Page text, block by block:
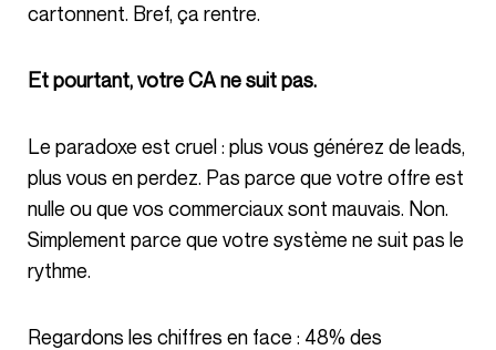
cartonnent. Bref, ça rentre.
Et pourtant, votre CA ne suit pas.
Le paradoxe est cruel : plus vous générez de leads,
plus vous en perdez. Pas parce que votre offre est
nulle ou que vos commerciaux sont mauvais. Non.
Simplement parce que votre système ne suit pas le
rythme.
Regardons les chiffres en face : 48% des